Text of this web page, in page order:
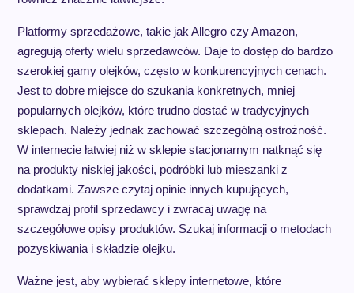
Platformy sprzedażowe, takie jak Allegro czy Amazon,
agregują oferty wielu sprzedawców. Daje to dostęp do bardzo
szerokiej gamy olejków, często w konkurencyjnych cenach.
Jest to dobre miejsce do szukania konkretnych, mniej
popularnych olejków, które trudno dostać w tradycyjnych
sklepach. Należy jednak zachować szczególną ostrożność.
W internecie łatwiej niż w sklepie stacjonarnym natknąć się
na produkty niskiej jakości, podróbki lub mieszanki z
dodatkami. Zawsze czytaj opinie innych kupujących,
sprawdzaj profil sprzedawcy i zwracaj uwagę na
szczegółowe opisy produktów. Szukaj informacji o metodach
pozyskiwania i składzie olejku.
Ważne jest, aby wybierać sklepy internetowe, które